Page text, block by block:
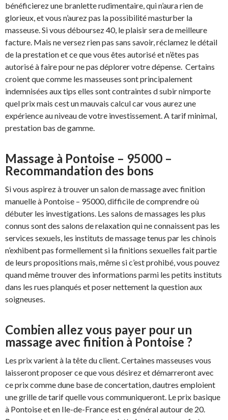
bénéficierez une branlette rudimentaire, qui n’aura rien de
glorieux, et vous n’aurez pas la possibilité masturber la
masseuse. Si vous déboursez 40, le plaisir sera de meilleure
facture. Mais ne versez rien pas sans savoir, réclamez le détail
de la prestation et ce que vous êtes autorisé et n’êtes pas
autorisé à faire pour ne pas déplorer votre dépense. Certains
croient que comme les masseuses sont principalement
indemnisées aux tips elles sont contraintes d subir nimporte
quel prix mais cest un mauvais calcul car vous aurez une
expérience au niveau de votre investissement. A tarif minimal,
prestation bas de gamme.
Massage à Pontoise – 95000 –
Recommandation des bons
Si vous aspirez à trouver un salon de massage avec finition
manuelle à Pontoise – 95000, difficile de comprendre où
débuter les investigations. Les salons de massages les plus
connus sont des salons de relaxation qui ne connaissent pas les
services sexuels, les instituts de massage tenus par les chinois
n’exhibent pas formellement si la finitions sexuelles fait partie
de leurs propositions mais, même si c’est prohibé, vous pouvez
quand même trouver des informations parmi les petits instituts
dans les rues planqués et poser nettement la question aux
soigneuses.
Combien allez vous payer pour un
massage avec finition à Pontoise ?
Les prix varient à la tête du client. Certaines masseuses vous
laisseront proposer ce que vous désirez et démarreront avec
ce prix comme dune base de concertation, dautres emploient
une grille de tarif quelle vous communiqueront. Le prix basique
à Pontoise et en Ile-de-France est en général autour de 20.